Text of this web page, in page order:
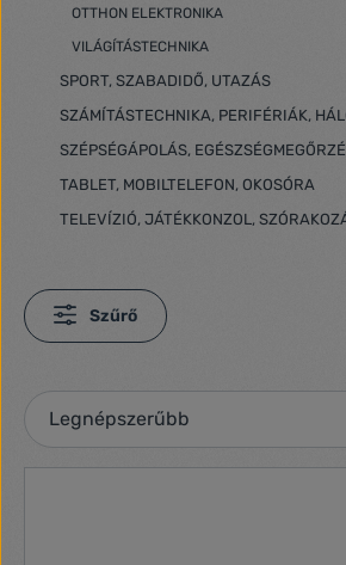
OTTHON ELEKTRONIKA
VILÁGÍTÁSTECHNIKA
SPORT, SZABADIDŐ, UTAZÁS
SZÁMÍTÁSTECHNIKA, PERIFÉRIÁK,
SZÉPSÉGÁPOLÁS,
TABLET, MOBILTELEFON, OKOSÓRA
TELEVÍZIÓ, JÁTÉKKONZOL,
Szűrő